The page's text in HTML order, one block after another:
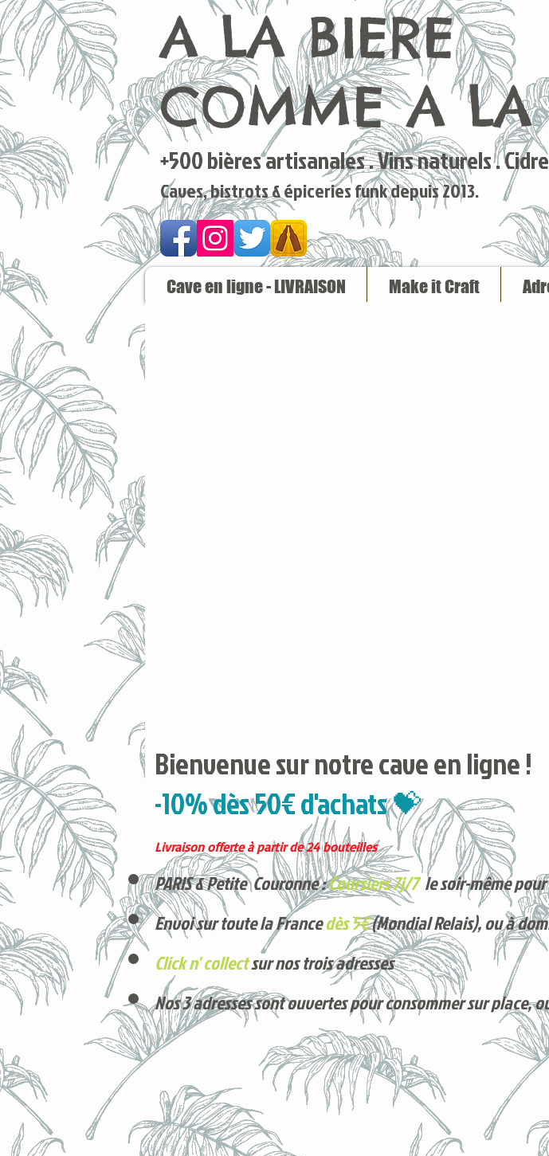
+500 bières artisanales . Vins naturels .
Caves, bistrots & épiceries funk depuis 2013.
A LA BIERE
COMME A LA
Cave en ligne - LIVRAISON Make it Craft
Bienvenue sur notre cave en ligne !
-10% dès 50€ d'achats 💝
Livraison offerte à partir de 24 bouteilles
PARIS & Petite Couronne :Coursiers 7j/7le soir-même
Envoi sur toute la Francedès 5€(Mondial Relais), ou à
Click n' collectsur nos trois adresses
Nos 3 adresses sont ouvertes pour consommer sur place,
Voici nos derniers arrivages !
Produits phares